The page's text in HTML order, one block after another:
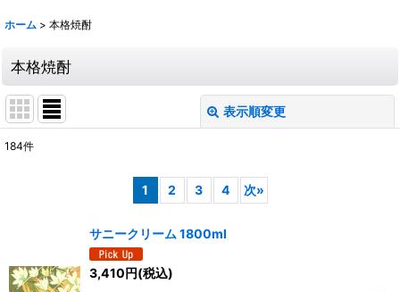
ホーム > 本格焼酎
本格焼酎
表示順変更
184件
1 2 3 4 次»
サニークリーム 1800ml
3,410円(税込)